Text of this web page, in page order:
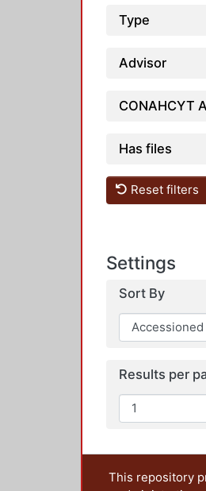
Type
Advisor
CONAHCYT
Has files
Reset filters
Settings
Sort By
Results per
This repository